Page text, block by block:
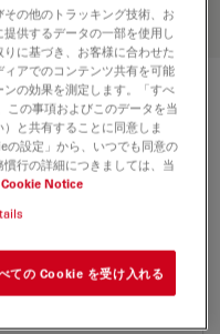
11506313
-
の他のトラッキング技術、お
供するデータの一部を使用し
に基づき、お客様に合わせた
アでのコンテンツ共有を可能
の効果を測定します。「すべ
の事項およびこのデータを当
と共有することに同意しま
の設定」から、いつでも同意の
行の詳細につきましては、当
Cookie Notice
ての Cookie を受け入れる